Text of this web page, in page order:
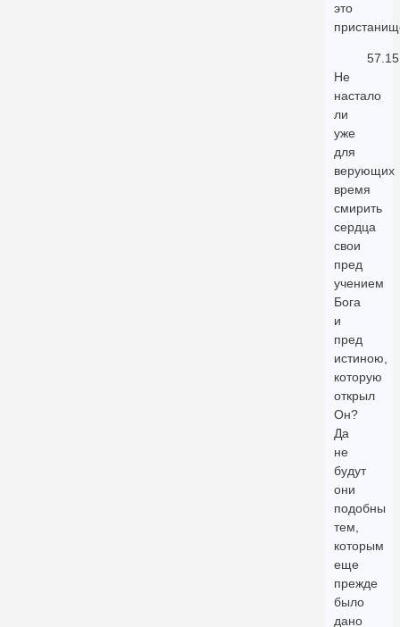
это
57.15
Не
настало
ли
уже
для
верующих
время
смирить
сердца
свои
пред
учением
Бога
и
пред
истиною,
которую
открыл
Он?
Да
не
будут
они
подобны
тем,
которым
еще
прежде
было
дано